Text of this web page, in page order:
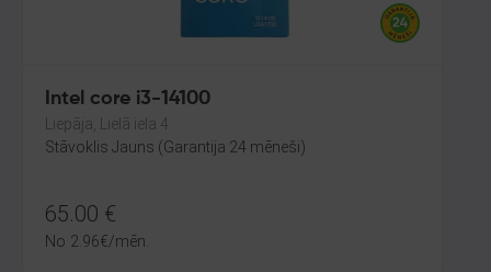
Intel core i3-14100
Liepāja, Lielā iela 4
Stāvoklis Jauns (Garantija 24 mēneši)
65.00 €
No 2.96€/mēn.